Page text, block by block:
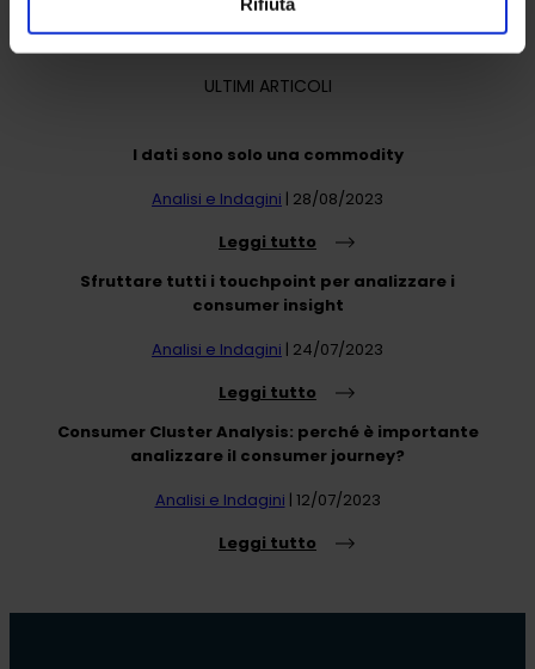
ULTIMI ARTICOLI
I dati sono solo una commodity
Analisi e Indagini | 28/08/2023
Leggi tutto
Sfruttare tutti i touchpoint per analizzare i
consumer insight
Analisi e Indagini | 24/07/2023
Leggi tutto
Consumer Cluster Analysis: perché è importante
analizzare il consumer journey?
Analisi e Indagini | 12/07/2023
Leggi tutto